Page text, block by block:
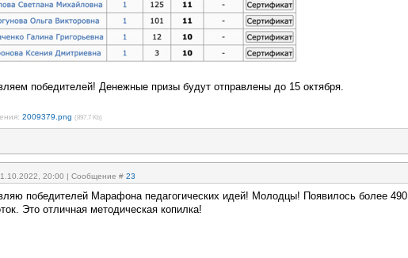
победителей! Денежные призы будут отправлены до 15 октября.
2009379.png (897.7 Kb)
20:00 | Сообщение # 23
победителей Марафона педагогических идей! Молодцы! Появилось более 490
Это отличная методическая копилка!